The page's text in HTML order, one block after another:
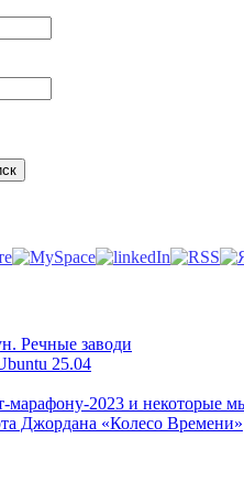
Речные заводи
25.04
марафону-2023 и некоторые
Джордана «Колесо Времени»